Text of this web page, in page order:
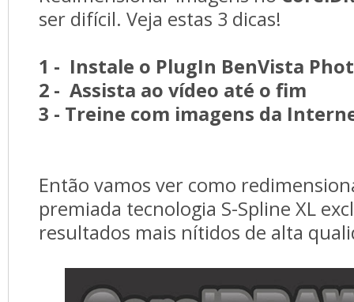
ser difícil. Veja estas 3 dicas!
1 - Instale o PlugIn BenVista
2 - Assista ao vídeo até o fim
3 - Treine com imagens da
Então vamos ver como
premiada tecnologia S-Spline XL
resultados mais nítidos de alta